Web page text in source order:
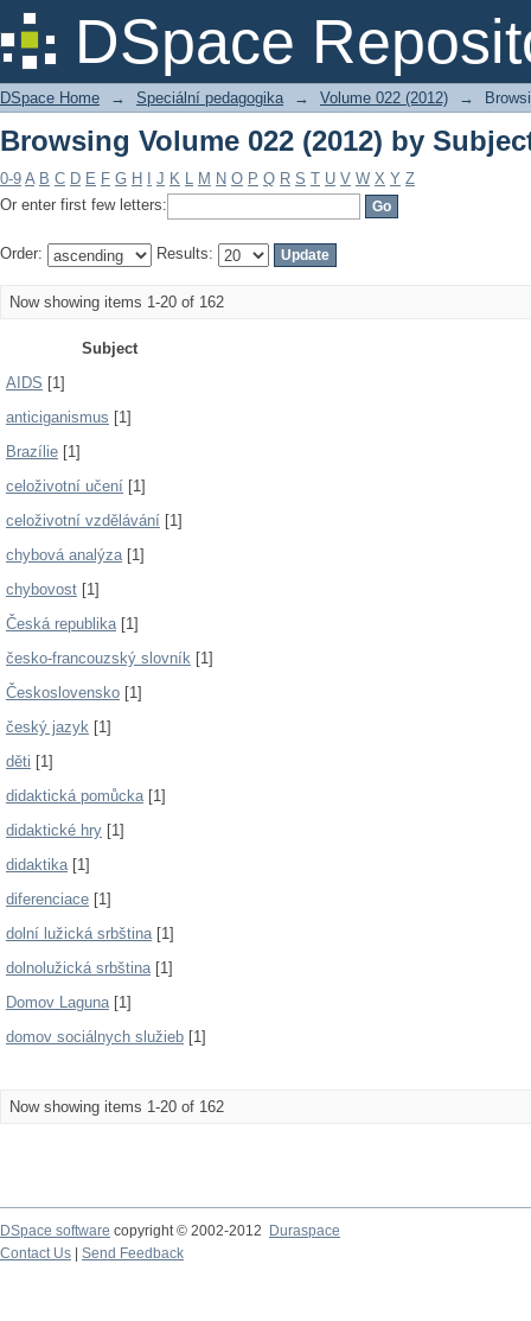
DSpace
Browsing Volume 022 (2012) by
DSpace Home → Speciální pedagogika → Volume 022 (2012) →
Browsing Volume 022 (2012) by
0-9 A B C D E F G H J K L M N O P Q R S T U V W X Y Z
Or enter first few letters:
Order: Results:
Now showing items 1-20 of 162
Subject
AIDS [1]
anticiganismus [1]
Brazílie [1]
celoživotní učení [1]
celoživotní vzdělávání [1]
chybová analýza[1]
chybovost [1]
Česká republika[1]
česko-francouzský slovník [1]
Československo [1]
český jazyk [1]
děti [1]
didaktická pomůcka[1]
didaktické hry [1]
didaktika[1]
diferenciace [1]
dolní lužická srbština[1]
dolnolužická srbština[1]
Domov Laguna[1]
domov sociálnych služieb [1]
Now showing items 1-20 of 162
DSpace software copyright © 2002-2012
Duraspace
Contact Us
Send Feedback